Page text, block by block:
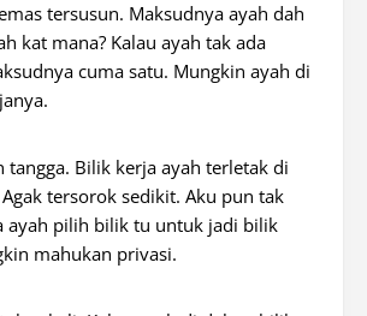
tersusun. Maksudnya ayah dah
kat mana? Kalau ayah tak ada
cuma satu. Mungkin ayah di
tangga. Bilik kerja ayah terletak di
tersorok sedikit. Aku pun tak
ayah pilih bilik tu untuk jadi bilik
mahukan privasi.